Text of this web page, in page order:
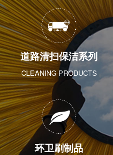
道路清扫保洁系列
CLEANING PRODUCTS
环卫刷制品